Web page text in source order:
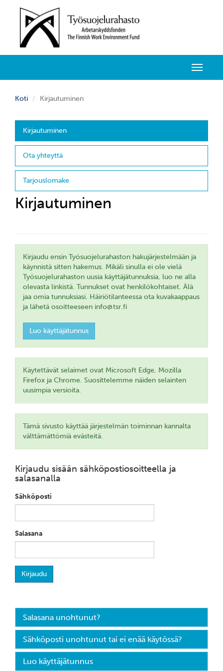
Avaa
valikko
Koti Kirjautuminen
Kirjautuminen
Ota yhteyttä
Tarjouslomake
Kirjautuminen
Kirjaudu ensin Työsuojelurahaston hakujärjestelmään ja
käynnistä sitten hakemus. Mikäli sinulla ei ole vielä
Työsuojelurahaston uusia käyttäjätunnuksia, luo ne alla
olevasta linkistä. Tunnukset ovat henkilökohtaiset. Älä
jaa omia tunnuksiasi. Häiriötilanteessa ota kuvakaappaus
ja lähetä osoitteeseen info@tsr.fi
Luo käyttäjätunnus
Käytettävät selaimet ovat Microsoft Edge, Mozilla
Firefox ja Chrome. Suosittelemme näiden selainten
uusimpia versioita.
Tämä sivusto käyttää järjestelmän toiminnan kannalta
välttämättömiä evästeitä.
Kirjaudu sisään sähköpostiosoitteella ja
salasanalla
Sähköposti
Salasana
Kirjaudu
Salasana unohtunut?
Sähköposti unohtunut tai ei enää käytössä?
Luo käyttäjätunnus